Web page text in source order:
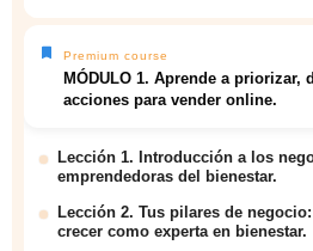
Premium course
MÓDULO 1. Aprende a priorizar,
acciones para vender online.
Lección 1. Introducción a los
emprendedoras del bienestar.
Lección 2. Tus pilares de
crecer como experta en bienestar.